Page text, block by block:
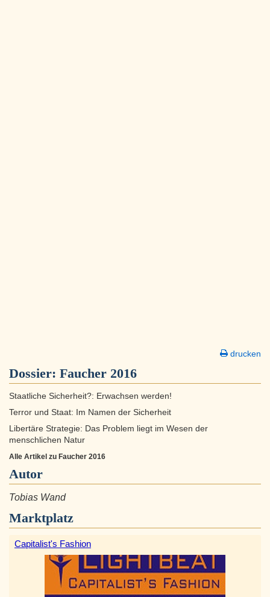
drucken
Dossier: Faucher 2016
Staatliche Sicherheit?: Erwachsen werden!
Terror und Staat: Im Namen der Sicherheit
Libertäre Strategie: Das Problem liegt im Wesen der
menschlichen Natur
Alle Artikel zu Faucher 2016
Autor
Tobias Wand
Marktplatz
Capitalist's Fashion